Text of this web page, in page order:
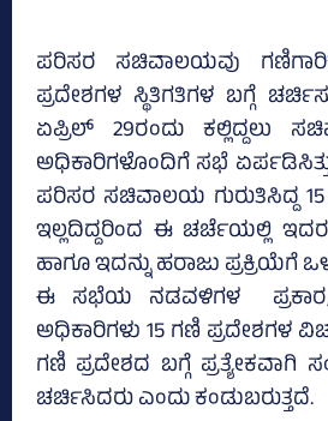
ಪರಿಸರ ಸಚಿವಾಲಯವು
ಪ್ರದೇಶಗಳ ಸ್ಥಿತಿಗತಿಗಳ ಬಗ್ಗೆ
ಏಪ್ರಿಲ್ 29ರಂದು ಕಲ್ಲಿದ್ದಲು
ಅಧಿಕಾರಿಗಳೊಂದಿಗೆ ಸಭೆ
ಪರಿಸರ ಸಚಿವಾಲಯ ಗುರುತಿಸಿದ್ದ
ಇಲ್ಲದಿದ್ದರಿಂದ ಈ ಚರ್ಚೆಯಲ್ಲಿ ಇದರ
ಹಾಗೂ ಇದನ್ನು ಹರಾಜು ಪ್ರಕ್ರಿಯೆಗೆ
ಈ ಸಭೆಯ ನಡವಳಿಗಳ ಪ್ರಕಾರ,
ಅಧಿಕಾರಿಗಳು 15 ಗಣಿ ಪ್ರದೇಶಗಳ
ಗಣಿ ಪ್ರದೇಶದ ಬಗ್ಗೆ ಪ್ರತ್ಯೇಕವಾಗಿ
ಚರ್ಚಿಸಿದರು ಎಂದು ಕಂಡುಬರುತ್ತದೆ.